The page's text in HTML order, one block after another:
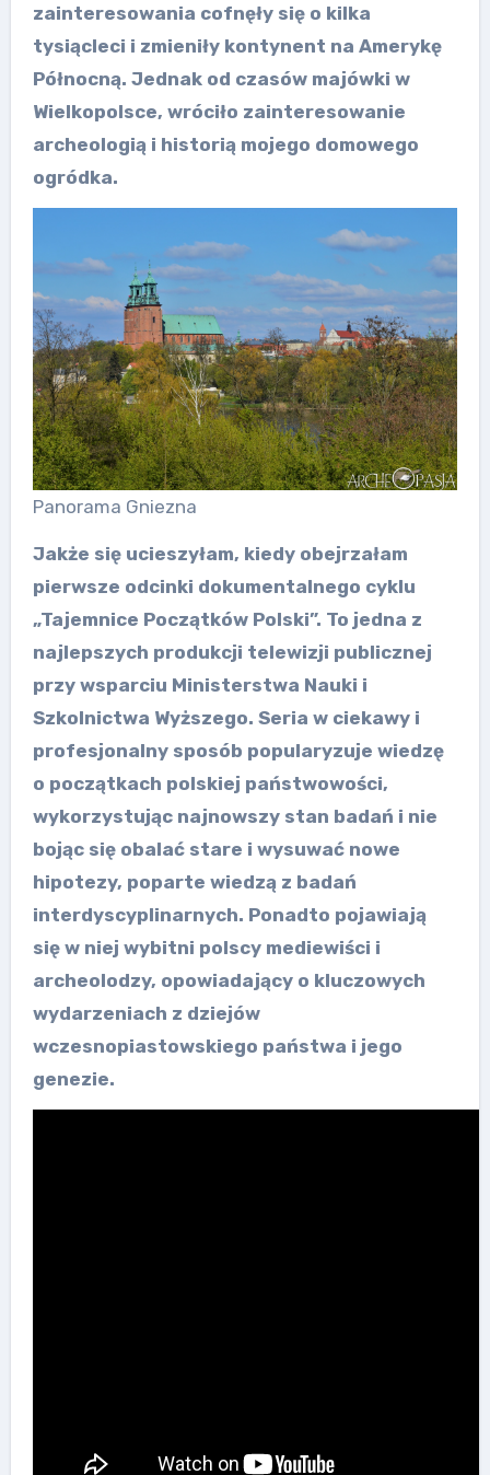
zainteresowania cofnęły się o kilka
tysiącleci i zmieniły kontynent na Amerykę
Północną. Jednak od czasów majówki w
Wielkopolsce, wróciło zainteresowanie
archeologią i historią mojego domowego
ogródka.
Panorama Gniezna
Jakże się ucieszyłam, kiedy obejrzałam
pierwsze odcinki dokumentalnego cyklu
„Tajemnice Początków Polski”. To jedna z
najlepszych produkcji telewizji publicznej
przy wsparciu Ministerstwa Nauki i
Szkolnictwa Wyższego. Seria w ciekawy i
profesjonalny sposób popularyzuje wiedzę
o początkach polskiej państwowości,
wykorzystując najnowszy stan badań i nie
bojąc się obalać stare i wysuwać nowe
hipotezy, poparte wiedzą z badań
interdyscyplinarnych. Ponadto pojawiają
się w niej wybitni polscy mediewiści i
archeolodzy, opowiadający o kluczowych
wydarzeniach z dziejów
wczesnopiastowskiego państwa i jego
genezie.